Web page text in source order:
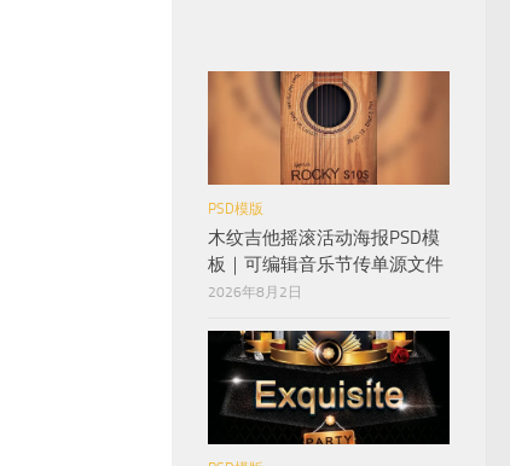
PSD模版
木纹吉他摇滚活动海报PSD模
板｜可编辑音乐节传单源文件
2026年8月2日